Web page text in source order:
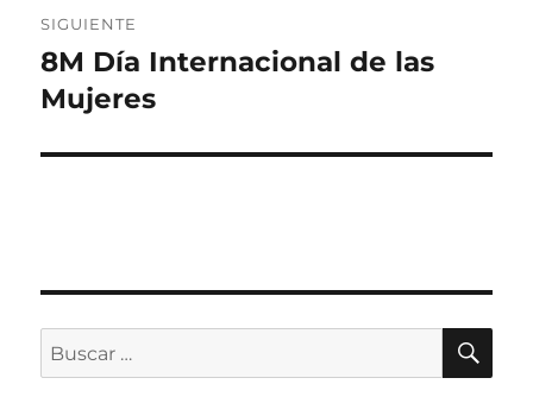
SIGUIENTE
Entrada
siguiente:
8M Día Internacional de las
Mujeres
Buscar
por: